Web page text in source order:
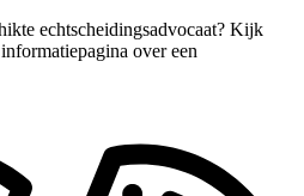
echtscheidingsadvocaat? Kijk
over een